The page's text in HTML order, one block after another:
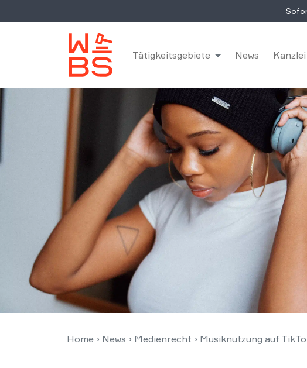
Tätigkeitsgebiete News Kanzlei
Home › News › Medienrecht › Musiknutzung auf